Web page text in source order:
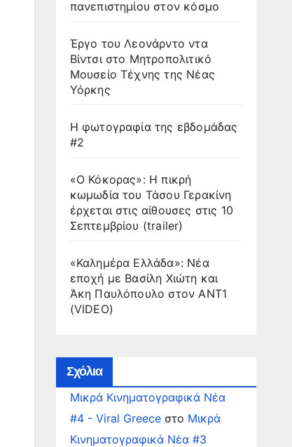
πανεπιστημίου στον κόσμο
Έργο του Λεονάρντο ντα
Βίντσι στο Μητροπολιτικό
Μουσείο Τέχνης της Νέας
Υόρκης
Η φωτογραφία της εβδομάδας
#2
«Ο Κόκορας»: Η πικρή
κωμωδία του Τάσου Γερακίνη
έρχεται στις αίθουσες στις 10
Σεπτεμβρίου (trailer)
«Καλημέρα Ελλάδα»: Νέα
εποχή με Βασίλη Χιώτη και
Άκη Παυλόπουλο στον ΑΝΤ1
(VIDEO)
Σχόλια
Μικρά Κινηματογραφικά Νέα
#4 - Viral Greeceστο Μικρά
Κινηματογραφικά Νέα #3